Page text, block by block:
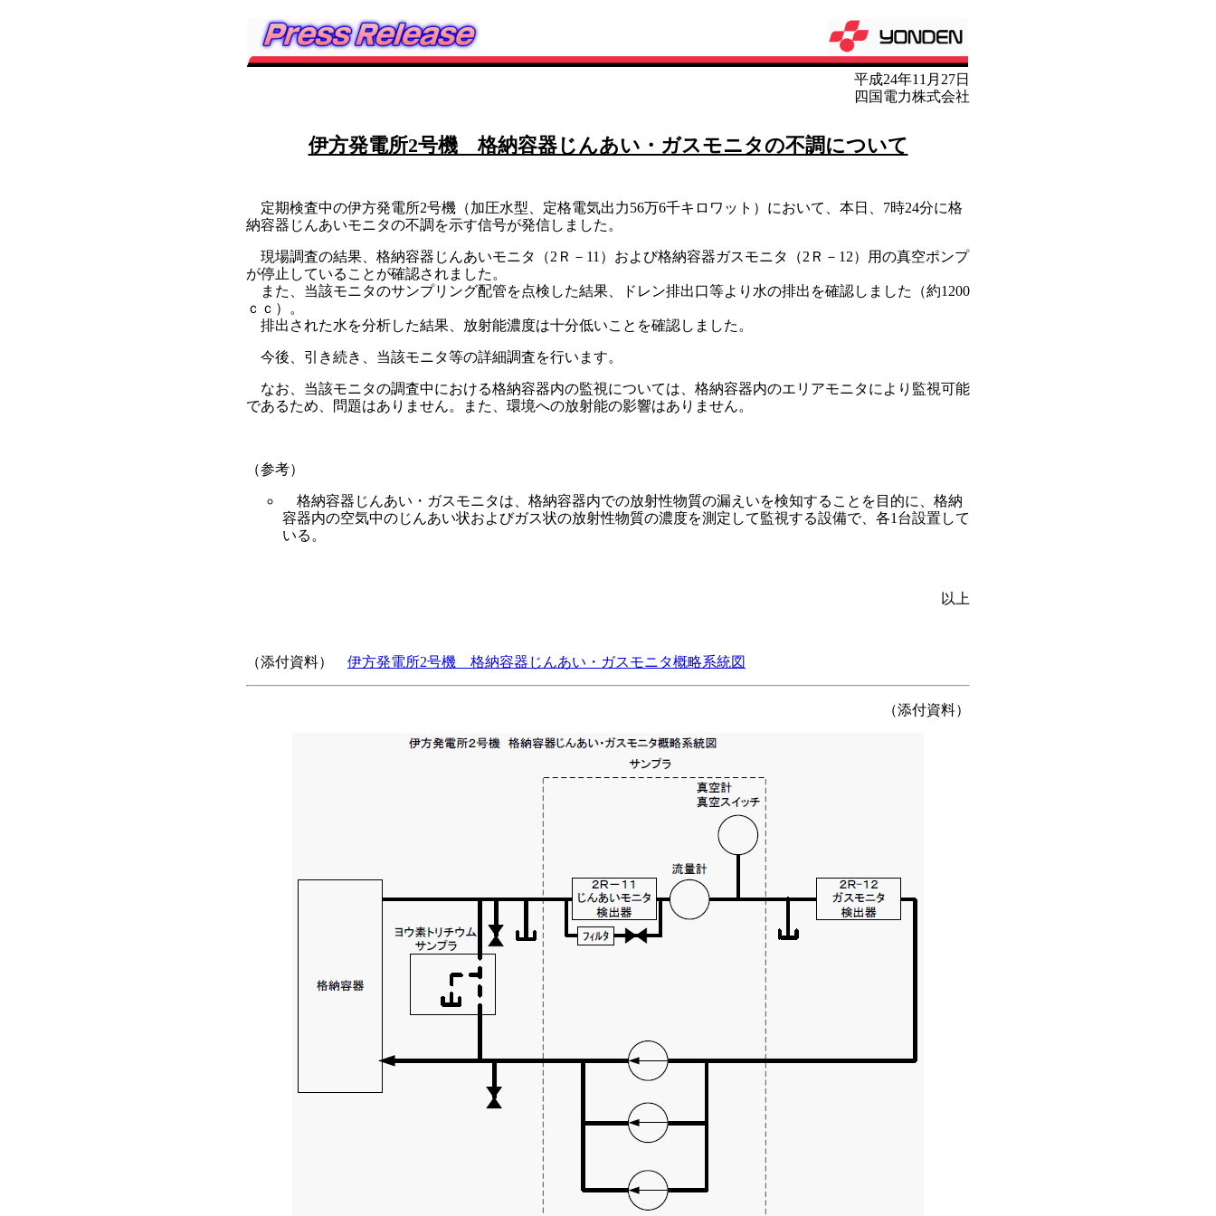
平成24年11月27日
四国電力株式会社
伊方発電所2号機 格納容器じんあい・ガスモニタの不調について
定期検査中の伊方発電所2号機（加圧水型、定格電気出力56万6千キロワット）において、本日、7時24分に格
納容器じんあいモニタの不調を示す信号が発信しました。
現場調査の結果、格納容器じんあいモニタ（2Ｒ－11）および格納容器ガスモニタ（2Ｒ－12）用の真空ポンプ
が停止していることが確認されました。
また、当該モニタのサンプリング配管を点検した結果、ドレン排出口等より水の排出を確認しました（約1200
ｃｃ）。
排出された水を分析した結果、放射能濃度は十分低いことを確認しました。
今後、引き続き、当該モニタ等の詳細調査を行います。
なお、当該モニタの調査中における格納容器内の監視については、格納容器内のエリアモニタにより監視可能
であるため、問題はありません。また、環境への放射能の影響はありません。
（参考）
格納容器じんあい・ガスモニタは、格納容器内での放射性物質の漏えいを検知することを目的に、格納
容器内の空気中のじんあい状およびガス状の放射性物質の濃度を測定して監視する設備で、各1台設置して
いる。
以上
（添付資料） 伊方発電所2号機 格納容器じんあい・ガスモニタ概略系統図
（添付資料）